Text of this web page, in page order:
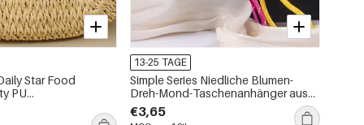
Star Food
PU
13-25 TAGE
Simple Series Niedliche Blumen-
Dreh-Mond-Taschenanhänger aus
Polyester in verschiedenen Farben
€3,65